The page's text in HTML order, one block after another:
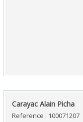
‎Carayac Alain Picha‎
Reference : 100071207